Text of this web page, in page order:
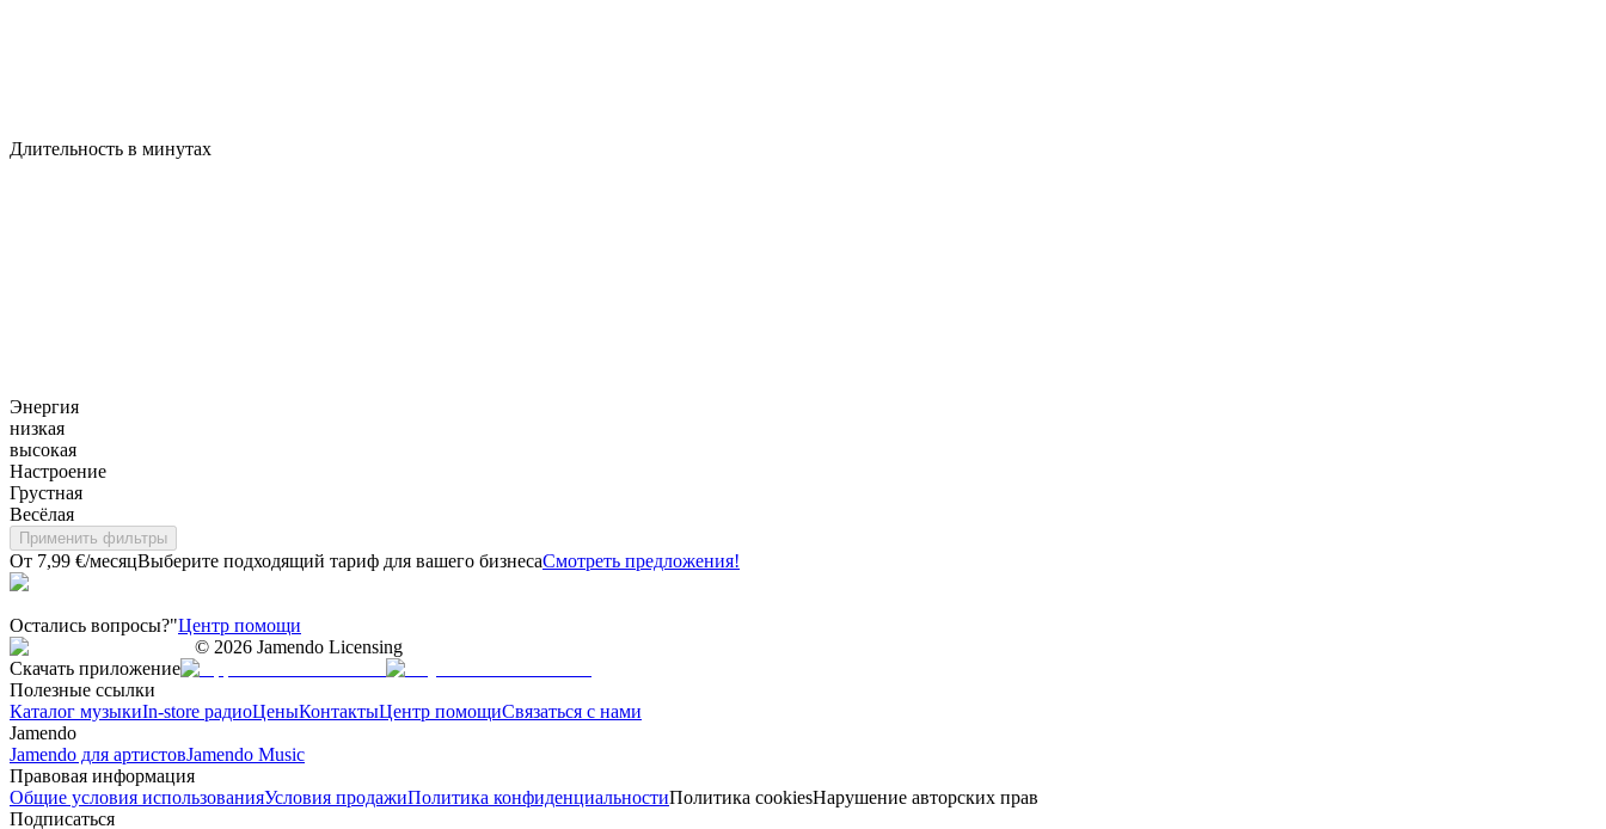
Длительность в минутах
Энергия
низкая
высокая
Настроение
Грустная
Весёлая
Применить фильтры
От 7,99 €/месяцВыберите подходящий тариф для вашего бизнесаСмотреть предложения!
Остались вопросы?"Центр помощи
© 2026 Jamendo Licensing
Скачать приложение
Полезные ссылки
Каталог музыкиIn-store радиоЦеныКонтактыЦентр помощиСвязаться с нами
Jamendo
Jamendo для артистовJamendo Music
Правовая информация
Общие условия использованияУсловия продажиПолитика конфиденциальностиПолитика cookiesНарушение авторских прав
Подписаться